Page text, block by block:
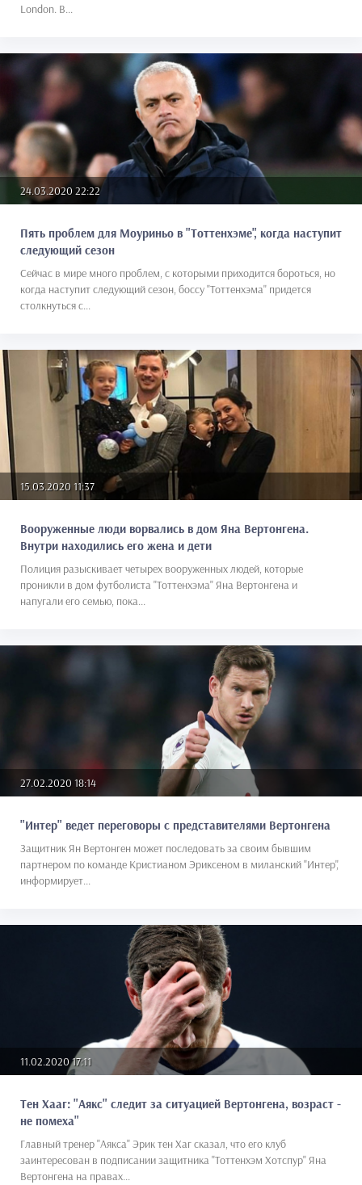
London. В...
24.03.2020 22:22
Пять проблем для Моуриньо в "Тоттенхэме", когда наступит
следующий сезон
Сейчас в мире много проблем, с которыми приходится бороться, но
когда наступит следующий сезон, боссу "Тоттенхэма" придется
столкнуться с...
15.03.2020 11:37
Вооруженные люди ворвались в дом Яна Вертонгена.
Внутри находились его жена и дети
Полиция разыскивает четырех вооруженных людей, которые
проникли в дом футболиста "Тоттенхэма" Яна Вертонгена и
напугали его семью, пока...
27.02.2020 18:14
"Интер" ведет переговоры с представителями Вертонгена
Защитник Ян Вертонген может последовать за своим бывшим
партнером по команде Кристианом Эриксеном в миланский "Интер",
информирует...
11.02.2020 17:11
Тен Хааг: "Аякс" следит за ситуацией Вертонгена, возраст -
не помеха"
Главный тренер "Аякса" Эрик тен Хаг сказал, что его клуб
заинтересован в подписании защитника "Тоттенхэм Хотспур" Яна
Вертонгена на правах...